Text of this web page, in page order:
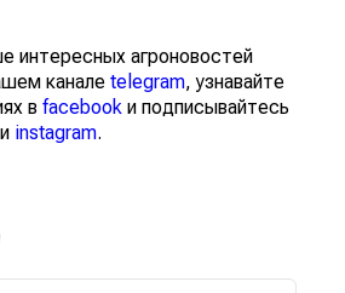
интересных агроновостей
канале telegram, узнавайте
в facebook и подписывайтесь
instagram.